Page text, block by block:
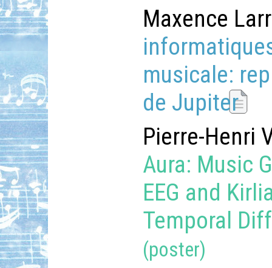
Maxence
musicale:
de Jupiter
Pierre-Henri
Aura: Music
EEG and
Temporal